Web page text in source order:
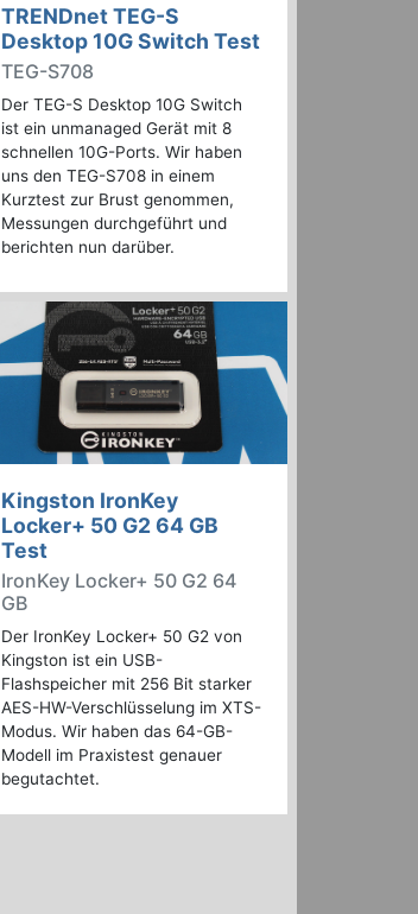
TRENDnet TEG-S
Desktop 10G Switch Test
TEG-S708
Der TEG-S Desktop 10G Switch
ist ein unmanaged Gerät mit 8
schnellen 10G-Ports. Wir haben
uns den TEG-S708 in einem
Kurztest zur Brust genommen,
Messungen durchgeführt und
berichten nun darüber.
Kingston IronKey
Locker+ 50 G2 64 GB
Test
IronKey Locker+ 50 G2 64
GB
Der IronKey Locker+ 50 G2 von
Kingston ist ein USB-
Flashspeicher mit 256 Bit starker
AES-HW-Verschlüsselung im XTS-
Modus. Wir haben das 64-GB-
Modell im Praxistest genauer
begutachtet.